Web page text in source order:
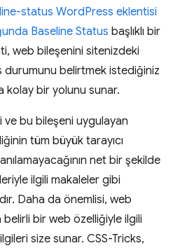
status WordPress eklentisi
Baseline Status başlıklı bir
web bileşenini sitenizdeki
belirtmek istediğiniz
kolay bir yolunu sunar.
ve bu bileşeni uygulayan
tüm büyük tarayıcı
net bir şekilde
ilgili makaleler gibi
Daha da önemlisi, web
bir web özelliğiyle ilgili
size sunar. CSS-Tricks,